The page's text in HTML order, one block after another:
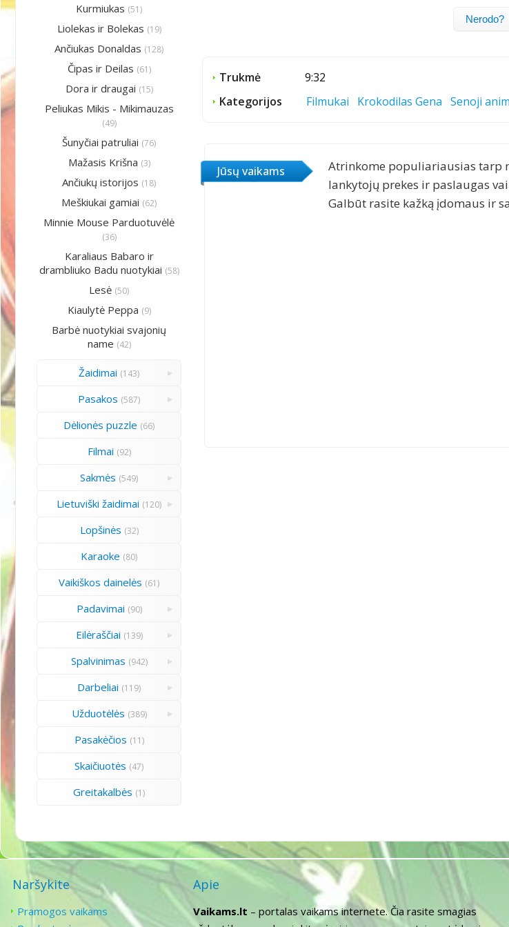
Kurmiukas (51)
Liolekas ir Bolekas (19)
Ančiukas Donaldas (128)
Čipas ir Deilas (61)
Dora ir draugai (15)
Peliukas Mikis - Mikimauzas
(49)
Šunyčiai patruliai (76)
Mažasis Krišna (3)
Ančiukų istorijos (18)
Meškiukai gamiai (62)
Minnie Mouse Parduotuvėlė
(36)
Karaliaus Babaro ir
drambliuko Badu nuotykiai (58)
Lesė (50)
Kiaulytė Peppa (9)
Barbė nuotykiai svajonių
name (42)
Žaidimai (143)
Pasakos (587)
Dėlionės puzzle (66)
Filmai (92)
Sakmės (549)
Lietuviški žaidimai (120)
Lopšinės (32)
Karaoke (80)
Vaikiškos dainelės (61)
Padavimai (90)
Eilėraščiai (139)
Spalvinimas (942)
Darbeliai (119)
Užduotėlės (389)
Pasakėčios (11)
Skaičiuotės (47)
Greitakalbės (1)
Nerodo?
Trukmė
9:32
Kategorijos
Filmukai Krokodilas Gena Senoji
Jūsų vaikams
Atrinkome populiariausias tarp
lankytojų prekes ir paslaugas
Galbūt rasite kažką įdomaus ir
Naršykite
Pramogos vaikams
Apie
Vaikams.lt – portalas vaikams internete. Čia rasite smagias